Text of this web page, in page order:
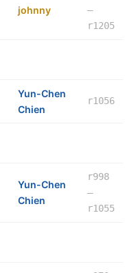
johnny
–
r1205
Yun-Chen
Chien
r1056
Yun-Chen
Chien
r998
–
r1055